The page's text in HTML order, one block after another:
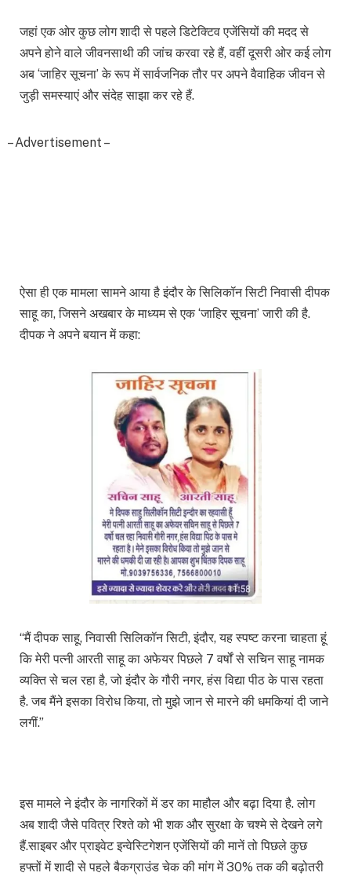
जहां एक ओर कुछ लोग शादी से पहले डिटेक्टिव एजेंसियों की मदद से
अपने होने वाले जीवनसाथी की जांच करवा रहे हैं, वहीं दूसरी ओर कई लोग
अब ‘जाहिर सूचना’ के रूप में सार्वजनिक तौर पर अपने वैवाहिक जीवन से
जुड़ी समस्याएं और संदेह साझा कर रहे हैं.
– Advertisement –
ऐसा ही एक मामला सामने आया है इंदौर के सिलिकॉन सिटी निवासी दीपक
साहू का, जिसने अखबार के माध्यम से एक ‘जाहिर सूचना’ जारी की है.
दीपक ने अपने बयान में कहा:
“मैं दीपक साहू, निवासी सिलिकॉन सिटी, इंदौर, यह स्पष्ट करना चाहता हूं
कि मेरी पत्नी आरती साहू का अफेयर पिछले 7 वर्षों से सचिन साहू नामक
व्यक्ति से चल रहा है, जो इंदौर के गौरी नगर, हंस विद्या पीठ के पास रहता
है. जब मैंने इसका विरोध किया, तो मुझे जान से मारने की धमकियां दी जाने
लगीं.”
इस मामले ने इंदौर के नागरिकों में डर का माहौल और बढ़ा दिया है. लोग
अब शादी जैसे पवित्र रिश्ते को भी शक और सुरक्षा के चश्मे से देखने लगे
हैं.साइबर और प्राइवेट इन्वेस्टिगेशन एजेंसियों की मानें तो पिछले कुछ
हफ्तों में शादी से पहले बैकग्राउंड चेक की मांग में 30% तक की बढ़ोतरी